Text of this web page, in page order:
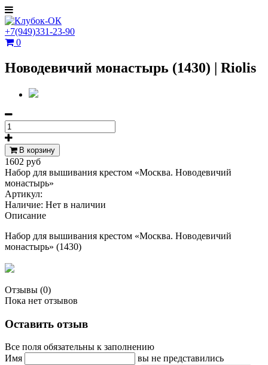
+7(949)331-23-90
0
Новодевичий монастырь (1430) | Riolis
В корзину
1602 руб
Набор для вышивания крестом «Москва. Новодевичий
монастырь»
Артикул:
Наличие: Нет в наличии
Описание
Набор для вышивания крестом «Москва. Новодевичий
монастырь» (1430)
Отзывы (0)
Пока нет отзывов
Оставить отзыв
Все поля обязательны к заполнению
Имя
вы не представились